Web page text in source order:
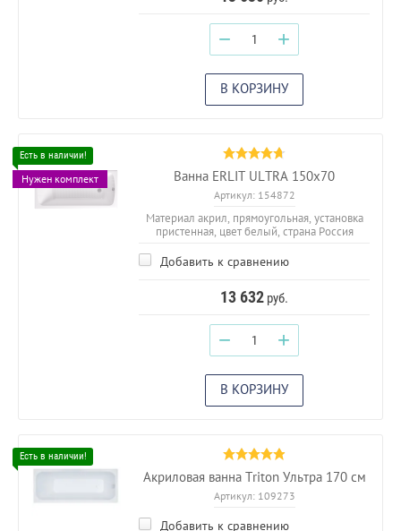
− +
В КОРЗИНУ
Нужен комплект Ванна ERLIT ULTRA 150х70
Артикул:154872
Материал акрил, прямоугольная, установка
пристенная, цвет белый, страна Россия
Добавить к сравнению
13 632 руб.
− +
В КОРЗИНУ
Акриловая ванна Triton Ультра 170 см
Артикул:109273
Добавить к сравнению